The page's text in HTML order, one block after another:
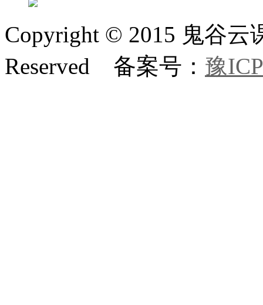
Copyright © 2015 鬼谷
Reserved 备案号： 豫